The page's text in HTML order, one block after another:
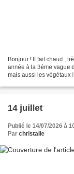
Bonjour ! Il fait chaud ,
année à la 3éme vague
mais aussi les végétaux
14 juillet
Publié le 14/07/2026 à
Par christalie